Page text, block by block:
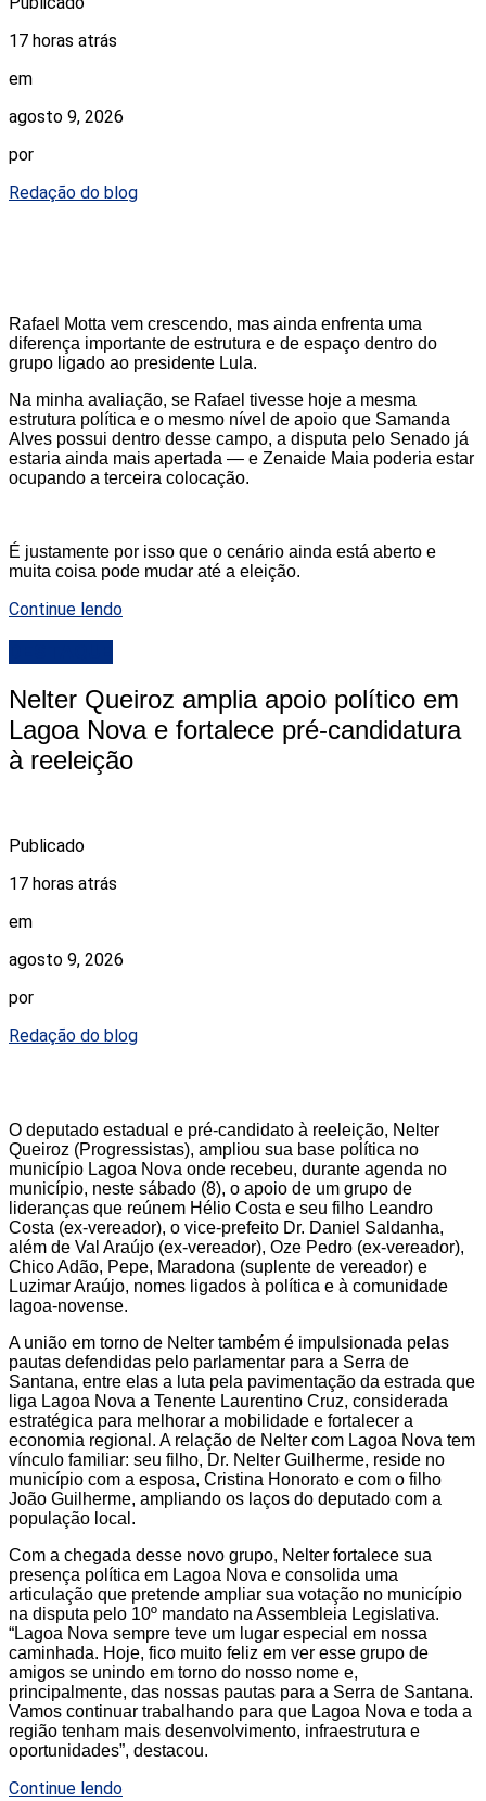
17 horas atrás
em
agosto 9, 2026
por
Redação do blog
Rafael Motta vem crescendo, mas ainda enfrenta uma
diferença importante de estrutura e de espaço dentro do
grupo ligado ao presidente Lula.
Na minha avaliação, se Rafael tivesse hoje a mesma
estrutura política e o mesmo nível de apoio que Samanda
Alves possui dentro desse campo, a disputa pelo Senado já
estaria ainda mais apertada — e Zenaide Maia poderia estar
ocupando a terceira colocação.
É justamente por isso que o cenário ainda está aberto e
muita coisa pode mudar até a eleição.
Continue lendo
Nelter Queiroz amplia apoio político em
Lagoa Nova e fortalece pré-candidatura
à reeleição
Publicado
17 horas atrás
em
agosto 9, 2026
por
Redação do blog
O deputado estadual e pré-candidato à reeleição, Nelter
Queiroz (Progressistas), ampliou sua base política no
município Lagoa Nova onde recebeu, durante agenda no
município, neste sábado (8), o apoio de um grupo de
lideranças que reúnem Hélio Costa e seu filho Leandro
Costa (ex-vereador), o vice-prefeito Dr. Daniel Saldanha,
além de Val Araújo (ex-vereador), Oze Pedro (ex-vereador),
Chico Adão, Pepe, Maradona (suplente de vereador) e
Luzimar Araújo, nomes ligados à política e à comunidade
lagoa-novense.
A união em torno de Nelter também é impulsionada pelas
pautas defendidas pelo parlamentar para a Serra de
Santana, entre elas a luta pela pavimentação da estrada que
liga Lagoa Nova a Tenente Laurentino Cruz, considerada
estratégica para melhorar a mobilidade e fortalecer a
economia regional. A relação de Nelter com Lagoa Nova tem
vínculo familiar: seu filho, Dr. Nelter Guilherme, reside no
município com a esposa, Cristina Honorato e com o filho
João Guilherme, ampliando os laços do deputado com a
população local.
Com a chegada desse novo grupo, Nelter fortalece sua
presença política em Lagoa Nova e consolida uma
articulação que pretende ampliar sua votação no município
na disputa pelo 10º mandato na Assembleia Legislativa.
“Lagoa Nova sempre teve um lugar especial em nossa
caminhada. Hoje, fico muito feliz em ver esse grupo de
amigos se unindo em torno do nosso nome e,
principalmente, das nossas pautas para a Serra de Santana.
Vamos continuar trabalhando para que Lagoa Nova e toda a
região tenham mais desenvolvimento, infraestrutura e
oportunidades”, destacou.
Continue lendo